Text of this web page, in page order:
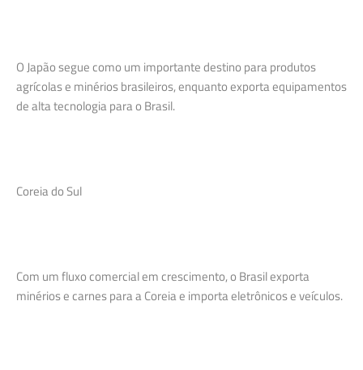
O Japão segue como um importante destino para produtos
agrícolas e minérios brasileiros, enquanto exporta equipamentos
de alta tecnologia para o Brasil.
Coreia do Sul
Com um fluxo comercial em crescimento, o Brasil exporta
minérios e carnes para a Coreia e importa eletrônicos e veículos.